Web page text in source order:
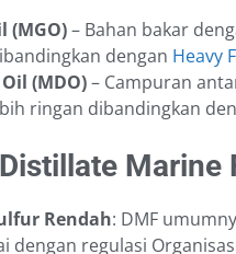
(MGO)– Bahan bakar
dengan Heavy
(MDO)– Campuran
ringan dibandingkan
Marine
Rendah: DMF
dengan regulasi